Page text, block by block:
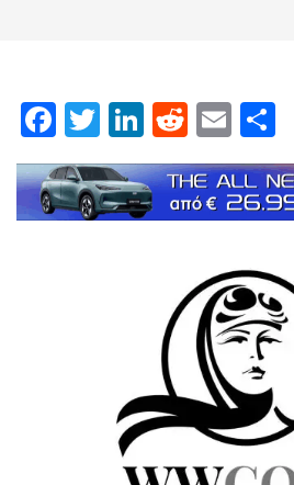
Facebook
Twitter
LinkedIn
Reddit